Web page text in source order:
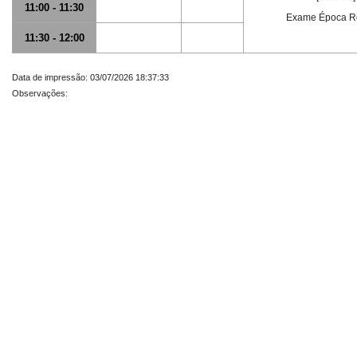
Exame Época
11:00 - 11:30
11:30 - 12:00
Data de impressão: 03/07/2026 18:37:33
Observações: